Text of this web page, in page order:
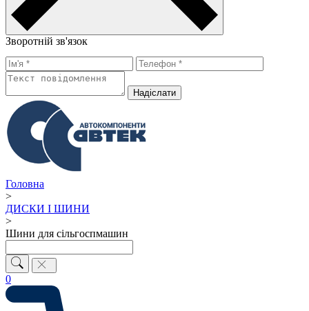
Зворотній зв'язок
Надiслати
Головна
>
ДИСКИ І ШИНИ
>
Шини для сільгоспмашин
0